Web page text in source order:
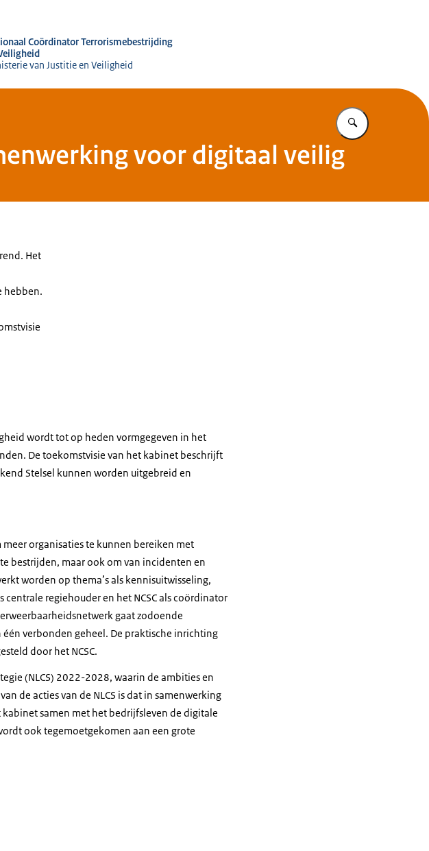
Coördinator Terrorismebestrijding
van Justitie en Veiligheid
Vul in wat u
voor digitaal veilig
Het
hebben.
en bouwkranen
wordt tot op heden vormgegeven in het
De toekomstvisie van het kabinet beschrijft
Stelsel kunnen worden uitgebreid en
organisaties te kunnen bereiken met
bestrijden, maar ook om van incidenten en
worden op thema’s als kennisuitwisseling,
regiehouder en het NCSC als coördinator
gaat zodoende
verbonden geheel. De praktische inrichting
door het NCSC.
(NLCS) 2022-2028, waarin de ambities en
de acties van de NLCS is dat in samenwerking
samen met het bedrijfsleven de digitale
ook tegemoetgekomen aan een grote